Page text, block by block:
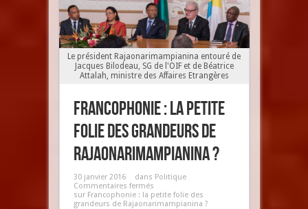
Le président Rajaonarimampianina entouré de
Jacques Bilodeau, SG de l'OIF et de Béatrice
Attalah, ministre des Affaires Etrangères
Francophonie : la petite
folie des grandeurs de
Rajaonarimampianina ?
30 janvier 2016 dans Politique
Commentaires fermés
sur Francophonie : la petite folie des
grandeurs de Rajaonarimampianina ?